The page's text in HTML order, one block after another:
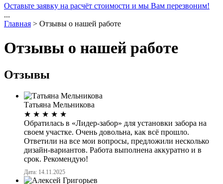
Оставьте заявку на расчёт стоимости и мы Вам перезвоним!
...
Главная > Отзывы о нашей работе
Отзывы о нашей работе
Отзывы
Татьяна Мельникова
★ ★ ★ ★ ★
Обратилась в «Лидер-забор» для установки забора на
своем участке. Очень довольна, как всё прошло.
Ответили на все мои вопросы, предложили несколько
дизайн-вариантов. Работа выполнена аккуратно и в
срок. Рекомендую!
Дата: 14.11.2025